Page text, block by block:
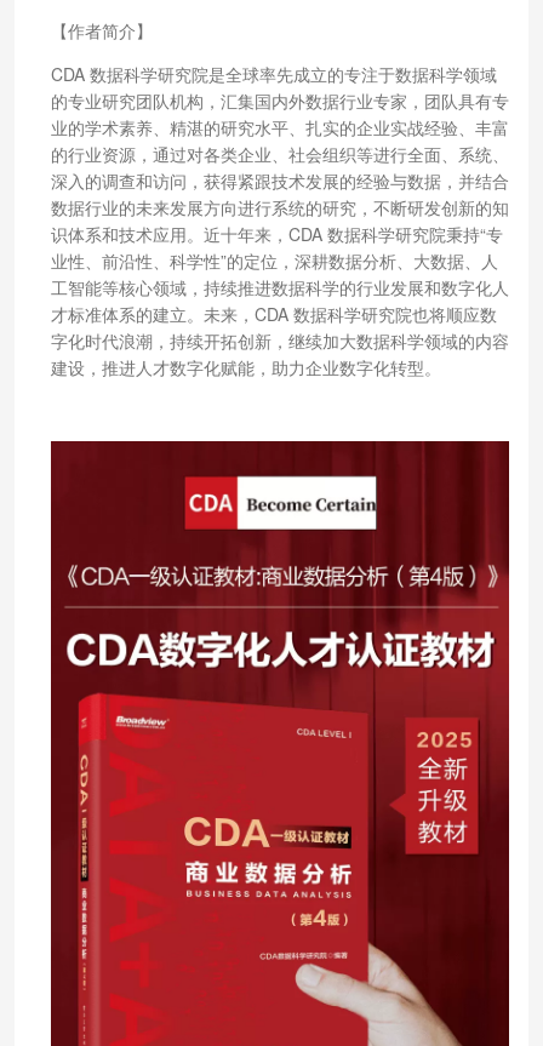
【作者简介】
CDA 数据科学研究院是全球率先成立的专注于数据科学领域
的专业研究团队机构，汇集国内外数据行业专家，团队具有专
业的学术素养、精湛的研究水平、扎实的企业实战经验、丰富
的行业资源，通过对各类企业、社会组织等进行全面、系统、
深入的调查和访问，获得紧跟技术发展的经验与数据，并结合
数据行业的未来发展方向进行系统的研究，不断研发创新的知
识体系和技术应用。近十年来，CDA 数据科学研究院秉持“专
业性、前沿性、科学性”的定位，深耕数据分析、大数据、人
工智能等核心领域，持续推进数据科学的行业发展和数字化人
才标准体系的建立。未来，CDA 数据科学研究院也将顺应数
字化时代浪潮，持续开拓创新，继续加大数据科学领域的内容
建设，推进人才数字化赋能，助力企业数字化转型。